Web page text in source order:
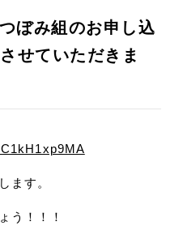
ぼみ組のお申し込
せていただきま
ます。
う！！！